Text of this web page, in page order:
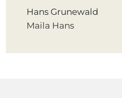
Hans Grunewald
Maila Hans